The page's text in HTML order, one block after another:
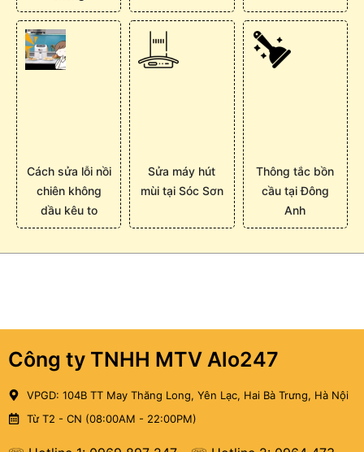
Cách sửa lỗi nồi
chiên không
dầu kêu to
Sửa máy hút
mùi tại Sóc Sơn
Thông tắc bồn
cầu tại Đông
Anh
Công ty TNHH MTV Alo247
VPGD: 104B TT May Thăng Long, Yên Lạc, Hai Bà Trưng, Hà Nội
Từ T2 - CN (08:00AM - 22:00PM)